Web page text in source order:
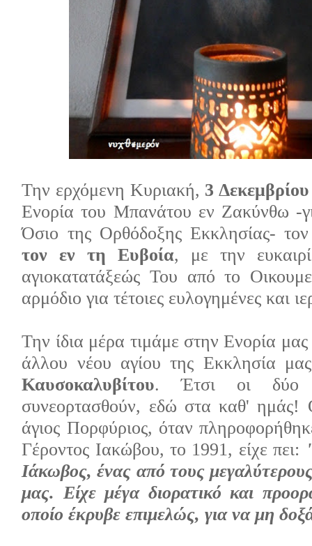
Την ερχόμενη Κυριακή, 3
Ενορία του Μπανάτου εν Ζακύνθω -
Όσιο της Ορθόδοξης Εκκλησίας-
τον εν τη Ευβοία, με την
αγιοκατατάξεώς Του από το
αρμόδιο για τέτοιες ευλογημένες και
Την ίδια μέρα τιμάμε στην Ενορία
άλλου νέου αγίου της Εκκλησία
Καυσοκαλυβίτου. Έτσι οι δύο
συνεορτασθούν, εδώ στα καθ'
άγιος Πορφύριος, όταν
Γέροντος Ιακώβου, το 1991, είχε πει:
Ιάκωβος, ένας από τους
μας. Είχε μέγα διορατικό και
οποίο έκρυβε επιμελώς, για να μη